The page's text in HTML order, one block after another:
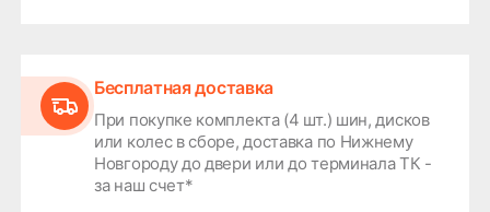
Бесплатная доставка
При покупке комплекта (4 шт.) шин, дисков
или колес в сборе, доставка по Нижнему
Новгороду до двери или до терминала ТК -
за наш счет*